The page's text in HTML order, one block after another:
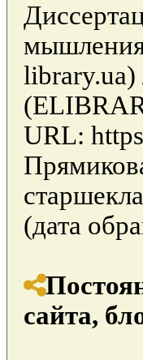
мышления
library.ua)
URL:
(дата
сайта,